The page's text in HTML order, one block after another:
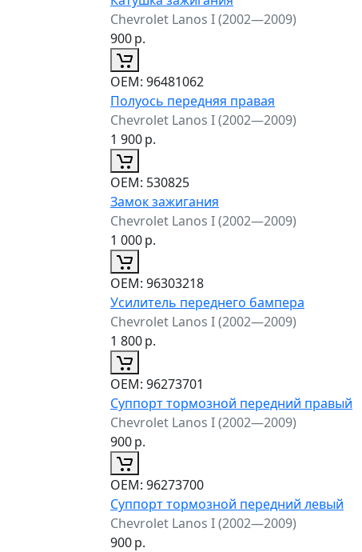
Chevrolet Lanos I (2002—2009)
900р.
ОЕМ: 96481062
Полуось передняя правая
Chevrolet Lanos I (2002—2009)
1 900р.
ОЕМ: 530825
Замок зажигания
Chevrolet Lanos I (2002—2009)
1 000р.
ОЕМ: 96303218
Усилитель переднего бампера
Chevrolet Lanos I (2002—2009)
1 800р.
ОЕМ: 96273701
Суппорт тормозной передний правый
Chevrolet Lanos I (2002—2009)
900р.
ОЕМ: 96273700
Суппорт тормозной передний левый
Chevrolet Lanos I (2002—2009)
900р.